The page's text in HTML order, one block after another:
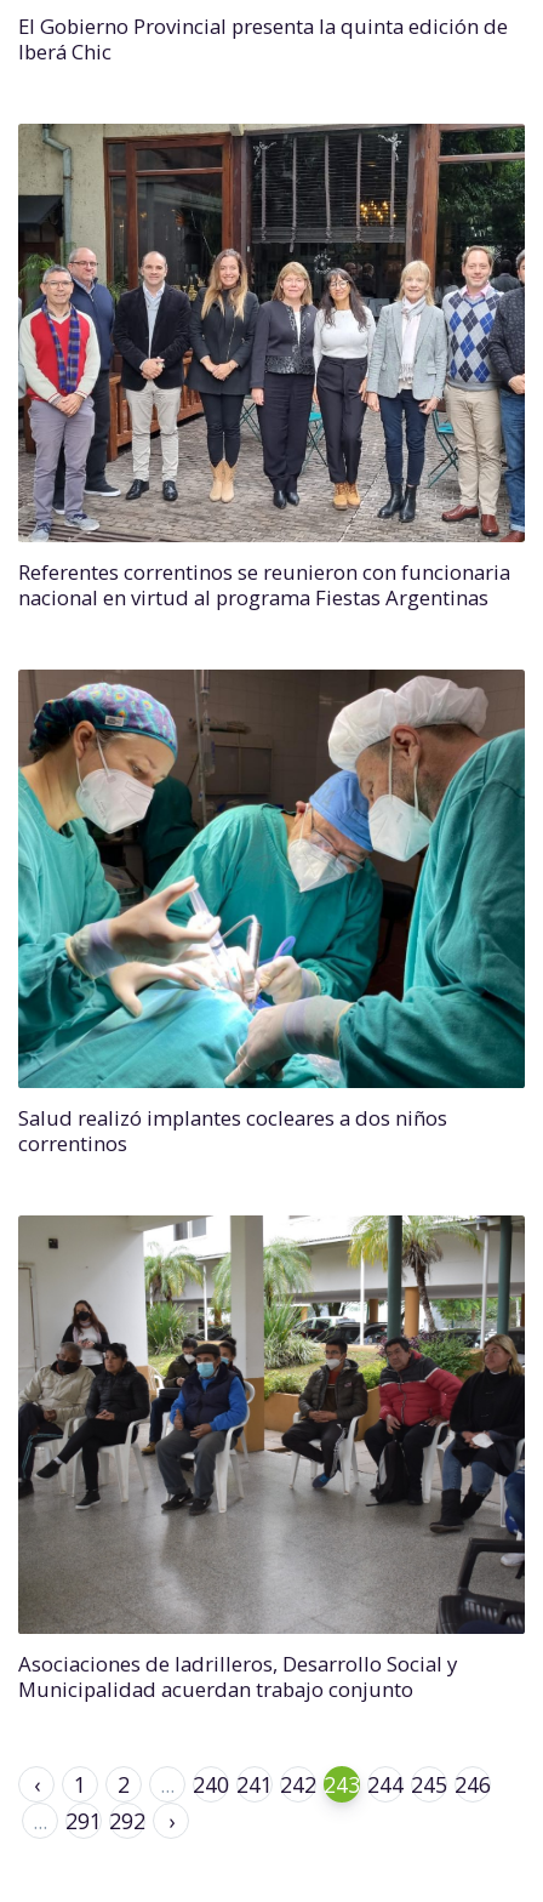
El Gobierno Provincial presenta la quinta edición de
Iberá Chic
Referentes correntinos se reunieron con funcionaria
nacional en virtud al programa Fiestas Argentinas
Salud realizó implantes cocleares a dos niños
correntinos
Asociaciones de ladrilleros, Desarrollo Social y
Municipalidad acuerdan trabajo conjunto
‹ 1 2 ... 240 241 242 243 244 245 246
...
291 292 ›